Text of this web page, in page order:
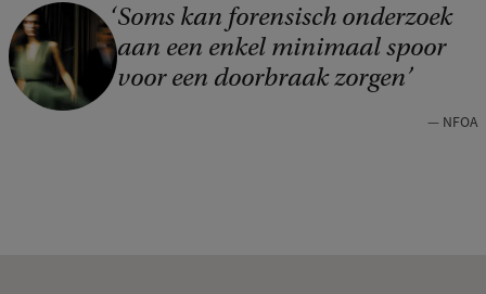
Soms kan forensisch onderzoek
aan een enkel minimaal spoor
voor een doorbraak zorgen
NFOA